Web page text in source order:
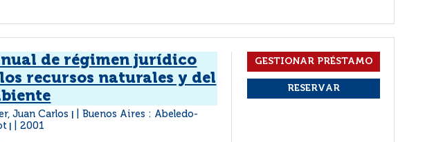
de régimen jurídico
recursos naturales y del
Juan Carlos
Buenos Aires : Abeledo-
2001